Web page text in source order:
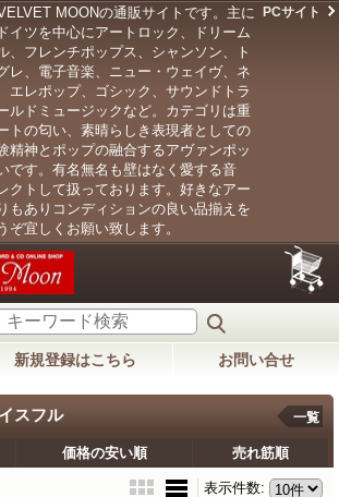
MOONの通販サイトです。主に
イツを中心にアートロック、ドリーム
、フレンチポップス、シャンソン、ト
レ、電子音楽、ニュー・ウェイヴ、ネ
エレポップ、ゴシック、サウンドトラ
ルドミュージックなど。カテゴリは重
トの匂い、素晴らしき表現者としての
精神とポップの融合するアヴァンポッ
です。有名無名も壁はなく愛する音
クトして扱っております。好きなアー
もありコンディションの良い品揃えを
宜しくお願い致します。
PCサイト
新規登録はこちら お問い合せ
スフル 一覧
価格の安い順 売れ筋順
表示件数: